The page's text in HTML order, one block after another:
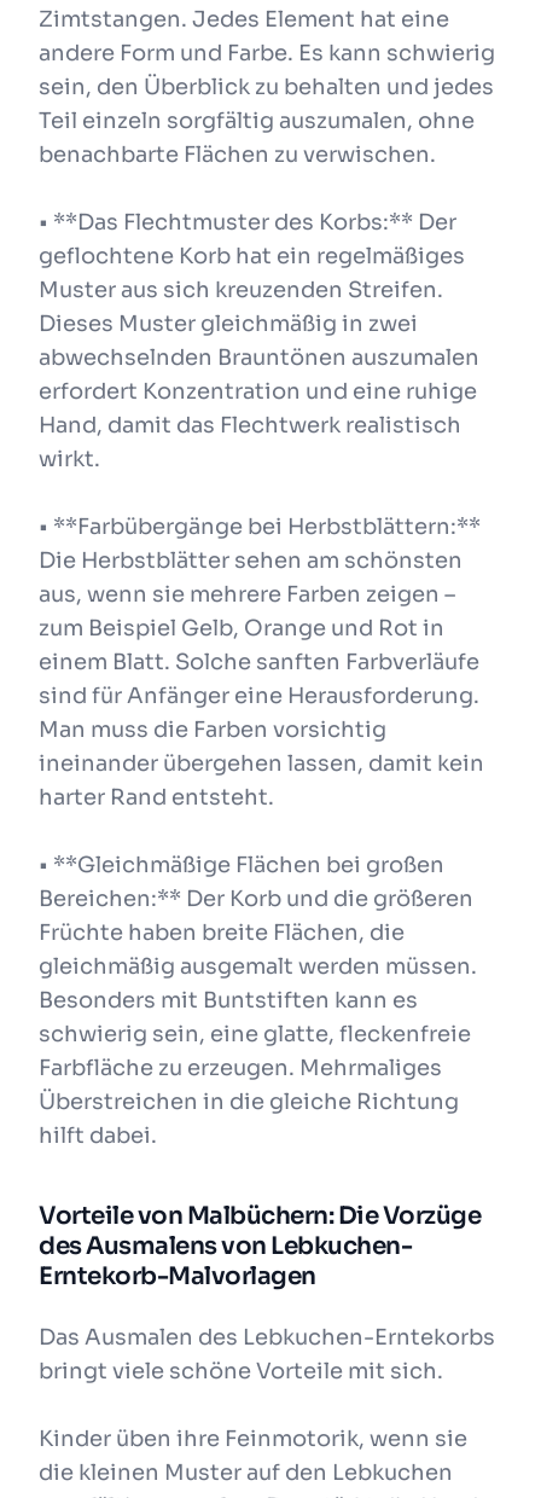
Zimtstangen. Jedes Element hat eine
andere Form und Farbe. Es kann schwierig
sein, den Überblick zu behalten und jedes
Teil einzeln sorgfältig auszumalen, ohne
benachbarte Flächen zu verwischen.
• **Das Flechtmuster des Korbs:** Der
geflochtene Korb hat ein regelmäßiges
Muster aus sich kreuzenden Streifen.
Dieses Muster gleichmäßig in zwei
abwechselnden Brauntönen auszumalen
erfordert Konzentration und eine ruhige
Hand, damit das Flechtwerk realistisch
wirkt.
• **Farbübergänge bei Herbstblättern:**
Die Herbstblätter sehen am schönsten
aus, wenn sie mehrere Farben zeigen –
zum Beispiel Gelb, Orange und Rot in
einem Blatt. Solche sanften Farbverläufe
sind für Anfänger eine Herausforderung.
Man muss die Farben vorsichtig
ineinander übergehen lassen, damit kein
harter Rand entsteht.
• **Gleichmäßige Flächen bei großen
Bereichen:** Der Korb und die größeren
Früchte haben breite Flächen, die
gleichmäßig ausgemalt werden müssen.
Besonders mit Buntstiften kann es
schwierig sein, eine glatte, fleckenfreie
Farbfläche zu erzeugen. Mehrmaliges
Überstreichen in die gleiche Richtung
hilft dabei.
Vorteile von Malbüchern: Die Vorzüge
des Ausmalens von Lebkuchen-
Erntekorb-Malvorlagen
Das Ausmalen des Lebkuchen-Erntekorbs
bringt viele schöne Vorteile mit sich.
Kinder üben ihre Feinmotorik, wenn sie
die kleinen Muster auf den Lebkuchen